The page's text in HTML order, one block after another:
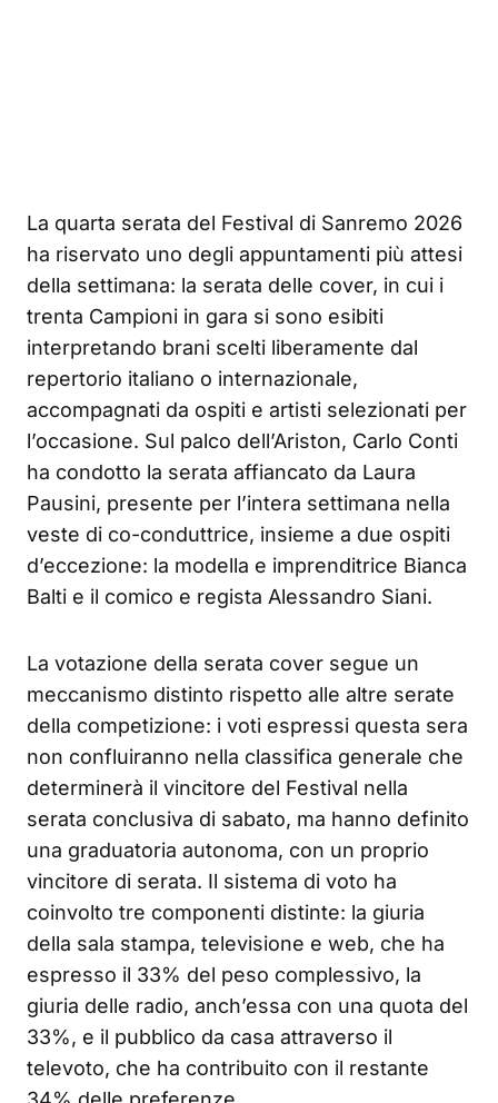
La quarta serata del Festival di Sanremo 2026
ha riservato uno degli appuntamenti più attesi
della settimana: la serata delle cover, in cui i
trenta Campioni in gara si sono esibiti
interpretando brani scelti liberamente dal
repertorio italiano o internazionale,
accompagnati da ospiti e artisti selezionati per
l’occasione. Sul palco dell’Ariston, Carlo Conti
ha condotto la serata affiancato da Laura
Pausini, presente per l’intera settimana nella
veste di co-conduttrice, insieme a due ospiti
d’eccezione: la modella e imprenditrice Bianca
Balti e il comico e regista Alessandro Siani.
La votazione della serata cover segue un
meccanismo distinto rispetto alle altre serate
della competizione: i voti espressi questa sera
non confluiranno nella classifica generale che
determinerà il vincitore del Festival nella
serata conclusiva di sabato, ma hanno definito
una graduatoria autonoma, con un proprio
vincitore di serata. Il sistema di voto ha
coinvolto tre componenti distinte: la giuria
della sala stampa, televisione e web, che ha
espresso il 33% del peso complessivo, la
giuria delle radio, anch’essa con una quota del
33%, e il pubblico da casa attraverso il
televoto, che ha contribuito con il restante